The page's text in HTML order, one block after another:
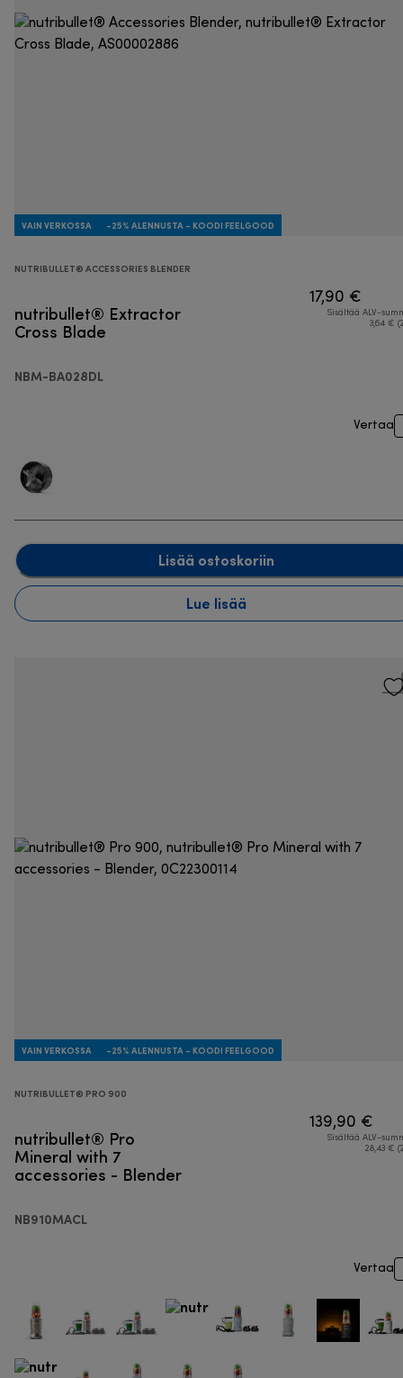
VAIN VERKOSSA -25% ALENNUSTA - KOODI FEELGOOD
NUTRIBULLET® ACCESSORIES BLENDER
nutribullet® Extractor
Cross Blade
NBM-BA028DL
17,90 €
Sisältää ALV-
3,64 €
Vertaa
Lisää ostoskoriin
Lue lisää
VAIN VERKOSSA -25% ALENNUSTA - KOODI FEELGOOD
NUTRIBULLET® PRO 900
nutribullet® Pro
Mineral with 7
accessories - Blender
NB910MACL
139,90 €
Sisältää ALV-
28,43 €
Vertaa